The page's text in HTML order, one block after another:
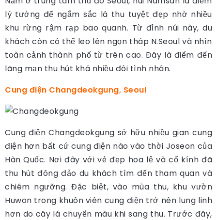
lý tưởng để ngắm sắc lá thu tuyệt đẹp nhờ nhiều
khu rừng rậm rạp bao quanh. Từ đỉnh núi này, du
khách còn có thể leo lên ngọn tháp N.Seoul và nhìn
toàn cảnh thành phố từ trên cao. Đây là điểm đến
lãng mạn thu hút khá nhiều đôi tình nhân.
Cung điện Changdeokgung, Seoul
Cung điện Changdeokgung sở hữu nhiều gian cung
điện hơn bất cứ cung điện nào vào thời Joseon của
Hàn Quốc. Nơi đây với vẻ đẹp hoa lệ và cổ kính đã
thu hút đông đảo du khách tìm đến tham quan và
chiêm ngưỡng. Đặc biệt, vào mùa thu, khu vườn
Huwon trong khuôn viên cung điện trở nên lung linh
hơn do cây lá chuyển màu khi sang thu. Trước đây,